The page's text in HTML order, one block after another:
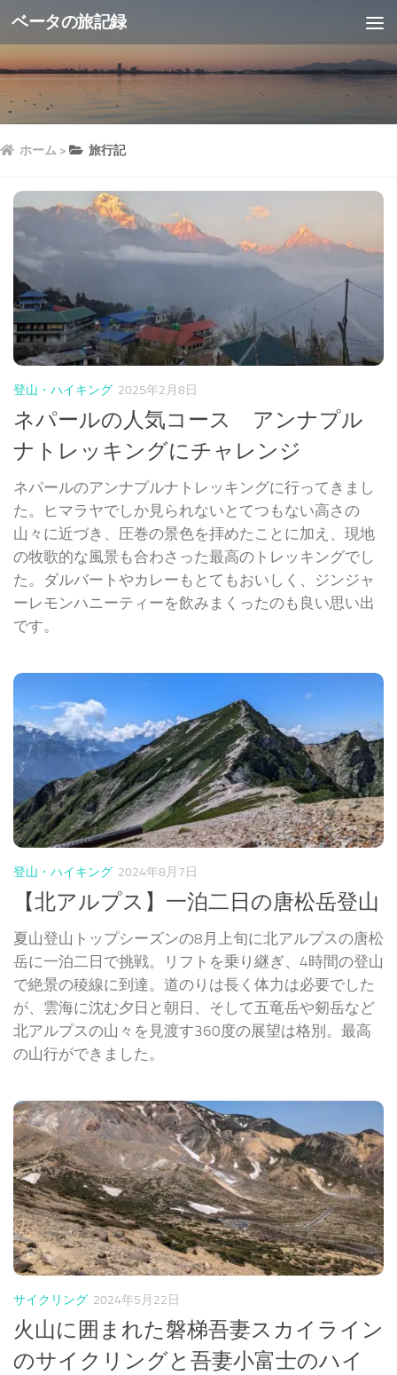
ベータの旅記録
ホーム > 旅行記
登山・ハイキング 2025年2月8日
ネパールの人気コース アンナプル
ナトレッキングにチャレンジ
ネパールのアンナプルナトレッキングに行ってきまし
た。ヒマラヤでしか見られないとてつもない高さの
山々に近づき、圧巻の景色を拝めたことに加え、現地
の牧歌的な風景も合わさった最高のトレッキングでし
た。ダルバートやカレーもとてもおいしく、ジンジャ
ーレモンハニーティーを飲みまくったのも良い思い出
です。
登山・ハイキング 2024年8月7日
【北アルプス】一泊二日の唐松岳登山
夏山登山トップシーズンの8月上旬に北アルプスの唐松
岳に一泊二日で挑戦。リフトを乗り継ぎ、4時間の登山
で絶景の稜線に到達。道のりは長く体力は必要でした
が、雲海に沈む夕日と朝日、そして五竜岳や剱岳など
北アルプスの山々を見渡す360度の展望は格別。最高
の山行ができました。
サイクリング 2024年5月22日
火山に囲まれた磐梯吾妻スカイライン
のサイクリングと吾妻小富士のハイ